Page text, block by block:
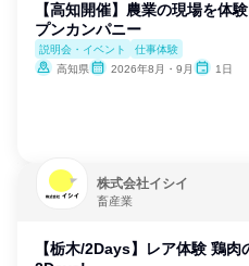
【高知開催】農業の現場を体
プンカンパニー
説明会・イベント
仕事体験
高知県
2026年8月・9月 1日
株式会社イシイ
畜産業
【栃木/2Days】レア体験 鶏肉